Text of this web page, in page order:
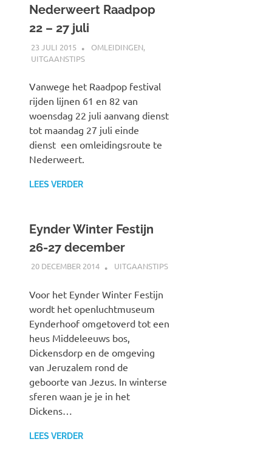
Nederweert Raadpop
22 – 27 juli
23 JULI 2015 JOHAN
OMLEIDINGEN,
UITGAANSTIPS
Vanwege het Raadpop festival
rijden lijnen 61 en 82 van
woensdag 22 juli aanvang dienst
tot maandag 27 juli einde
dienst een omleidingsroute te
Nederweert.
LEES VERDER
Eynder Winter Festijn
26-27 december
20 DECEMBER 2014 JOHAN
UITGAANSTIPS
Voor het Eynder Winter Festijn
wordt het openluchtmuseum
Eynderhoof omgetoverd tot een
heus Middeleeuws bos,
Dickensdorp en de omgeving
van Jeruzalem rond de
geboorte van Jezus. In winterse
sferen waan je je in het
Dickens…
LEES VERDER